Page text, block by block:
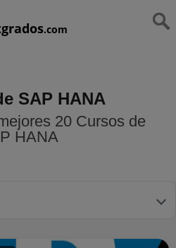
.com
SAP HANA
20 Cursos de
HANA